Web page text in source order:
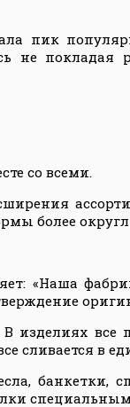
пик
не
со всеми.
более
«Наша
все
сливается в
банкетки,